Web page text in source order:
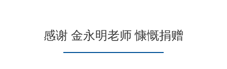
感谢 金永明老师 慷慨捐赠